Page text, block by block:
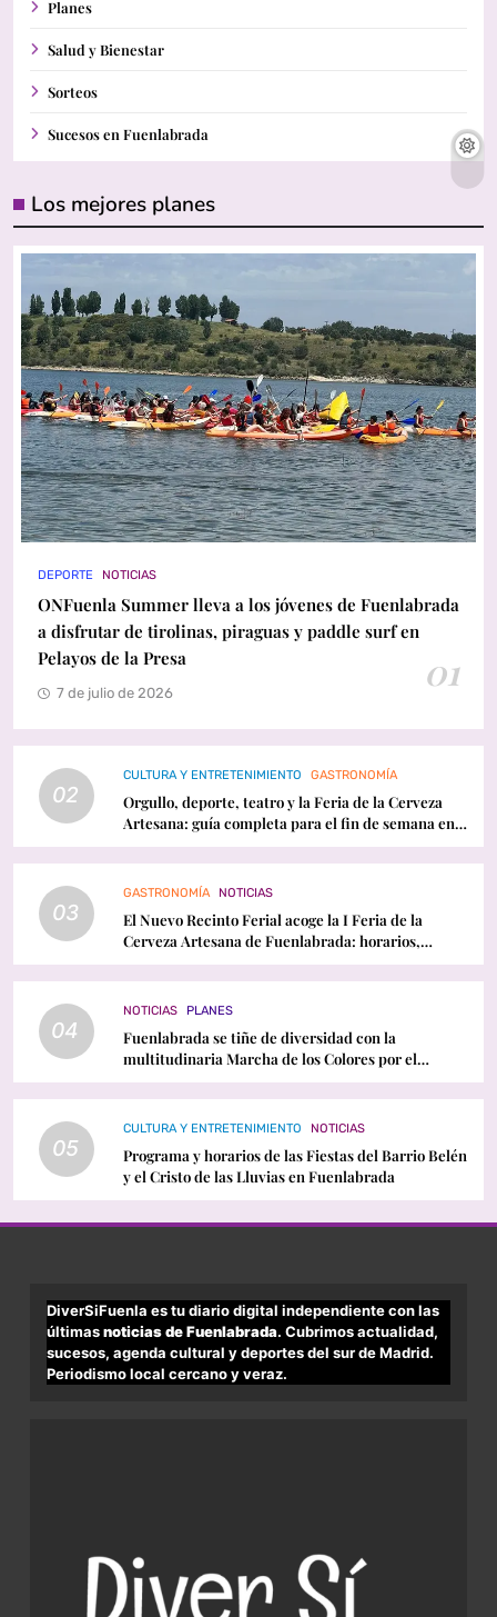
Planes
Salud y Bienestar
Sorteos
Sucesos en Fuenlabrada
Los mejores planes
DEPORTE NOTICIAS
ONFuenla Summer lleva a los jóvenes de Fuenlabrada
a disfrutar de tirolinas, piraguas y paddle surf en
Pelayos de la Presa
01
7 de julio de 2026
02
CULTURA Y ENTRETENIMIENTO GASTRONOMÍA
Orgullo, deporte, teatro y la Feria de la Cerveza
Artesana: guía completa para el fin de semana en
Fuenlabrada
03
GASTRONOMÍA NOTICIAS
El Nuevo Recinto Ferial acoge la I Feria de la
Cerveza Artesana de Fuenlabrada: horarios,
conciertos y programación
04
NOTICIAS PLANES
Fuenlabrada se tiñe de diversidad con la
multitudinaria Marcha de los Colores por el
Orgullo LGTBI
05
CULTURA Y ENTRETENIMIENTO NOTICIAS
Programa y horarios de las Fiestas del Barrio Belén
y el Cristo de las Lluvias en Fuenlabrada
DiverSiFuenla es tu diario digital independiente con las
últimasnoticias de Fuenlabrada. Cubrimos actualidad,
sucesos, agenda cultural y deportes del sur de Madrid.
Periodismo local cercano y veraz.